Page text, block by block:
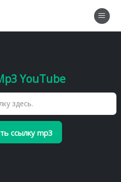
YouTube
ссылку mp3